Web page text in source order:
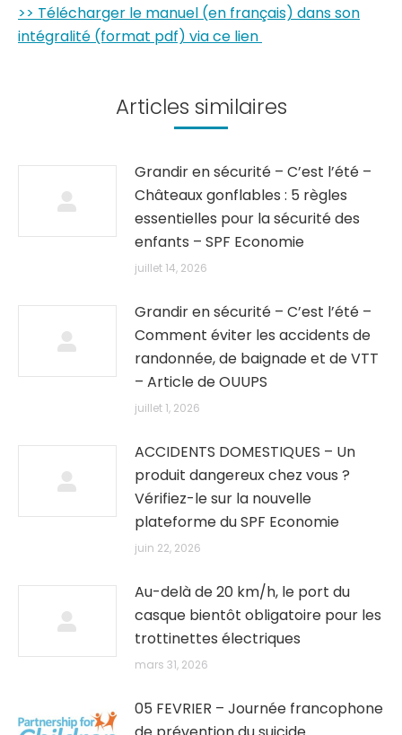
>> Télécharger le manuel (en français) dans son
intégralité (format pdf) via ce lien
Articles similaires
Grandir en sécurité – C’est l’été –
Châteaux gonflables : 5 règles
essentielles pour la sécurité des
enfants – SPF Economie
juillet 14, 2026
Grandir en sécurité – C’est l’été –
Comment éviter les accidents de
randonnée, de baignade et de VTT
– Article de OUUPS
juillet 1, 2026
ACCIDENTS DOMESTIQUES – Un
produit dangereux chez vous ?
Vérifiez-le sur la nouvelle
plateforme du SPF Economie
juin 22, 2026
Au-delà de 20 km/h, le port du
casque bientôt obligatoire pour les
trottinettes électriques
mars 31, 2026
05 FEVRIER – Journée francophone